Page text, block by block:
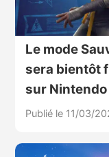
Le mode
sera bientôt
sur
Publié le 11/03/